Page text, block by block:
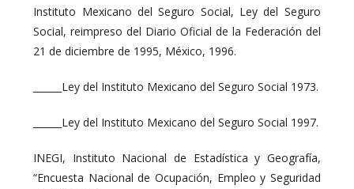
Instituto Mexicano del Seguro Social, Ley del Seguro
Social, reimpreso del Diario Oficial de la Federación del
21 de diciembre de 1995, México, 1996.
______Ley del Instituto Mexicano del Seguro Social 1973.
______Ley del Instituto Mexicano del Seguro Social 1997.
INEGI, Instituto Nacional de Estadística y Geografía,
“Encuesta Nacional de Ocupación, Empleo y Seguridad